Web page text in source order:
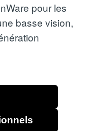
pour les
basse vision,